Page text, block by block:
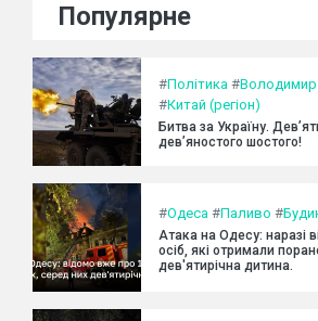
Популярне
#Політика #Володимир
#Китай (регіон)
Битва за Україну.
дев’яностого шостого!
#Одеса #Паливо #
Атака на Одесу: наразі
осіб, які отримали
дев'ятирічна дитина.